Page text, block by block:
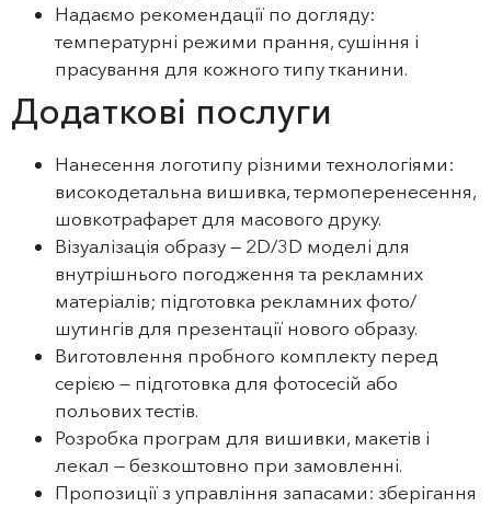
Надаємо рекомендації по догляду:
температурні режими прання, сушіння і
прасування для кожного типу тканини.
Додаткові послуги
Нанесення логотипу різними технологіями:
високодетальна вишивка, термоперенесення,
шовкотрафарет для масового друку.
Візуалізація образу — 2D/3D моделі для
внутрішнього погодження та рекламних
матеріалів; підготовка рекламних фото/
шутингів для презентації нового образу.
Виготовлення пробного комплекту перед
серією — підготовка для фотосесій або
польових тестів.
Розробка програм для вишивки, макетів і
лекал — безкоштовно при замовленні.
Пропозиції з управління запасами: зберігання